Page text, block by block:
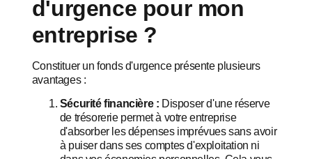
d'urgence pour mon
entreprise ?
Constituer un fonds d'urgence présente plusieurs
avantages :
Sécurité financière : Disposer d'une réserve
de trésorerie permet à votre entreprise
d'absorber les dépenses imprévues sans avoir
à puiser dans ses comptes d'exploitation ni